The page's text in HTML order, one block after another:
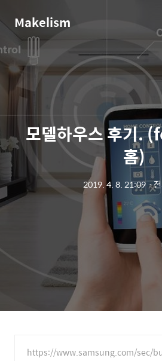
Makelism
모델하우스 후기.
홈)
2019. 4. 8. 21:09ㆍ
https://www.samsung.com/sec/